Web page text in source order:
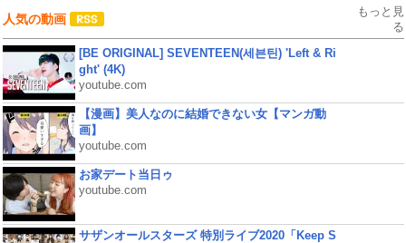
人気の動画
もっと見
る
[BE ORIGINAL] SEVENTEEN(세븐틴) 'Left & Ri
ght' (4K)
youtube.com
【漫画】美人なのに結婚できない女【マンガ動
画】
youtube.com
お家デート当日ゥ
youtube.com
サザンオールスターズ 特別ライブ2020「Keep S